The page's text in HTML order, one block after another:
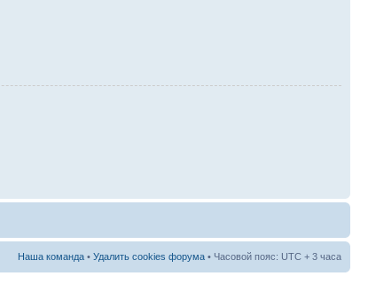
Наша команда • Удалить cookies форума • Часовой пояс: UTC + 3 часа